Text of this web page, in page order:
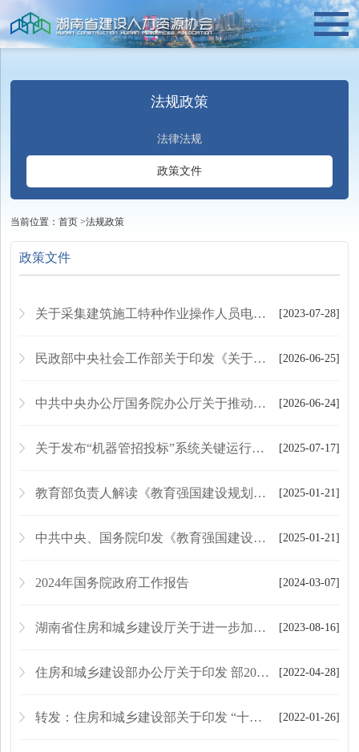
法规政策
法律法规
政策文件
当前位置：首页 >法规政策
政策文件
[2023-07-28]
关于采集建筑施工特种作业操作人员电子照片转换电子证书的公告
[2026-06-25]
民政部中央社会工作部关于印发《关于加强社会组织理事会建设的意见》的通知
[2026-06-24]
中共中央办公厅国务院办公厅关于推动行业协会商会深化改革的意见
[2025-07-17]
关于发布“机器管招投标”系统关键运行逻辑释义的通知
[2025-01-21]
教育部负责人解读《教育强国建设规划纲要（2024—2035年）》
[2025-01-21]
中共中央、国务院印发《教育强国建设规划纲要（2024-2035年）》
[2024-03-07]
2024年国务院政府工作报告
[2023-08-16]
湖南省住房和城乡建设厅关于进一步加强 建筑施工特种作业操作资格证书管理的通知
[2022-04-28]
住房和城乡建设部办公厅关于印发 部2022年信用体系建设工作要点的通知
[2022-01-26]
转发：住房和城乡建设部关于印发 “十四五”建筑业发展规划的通知